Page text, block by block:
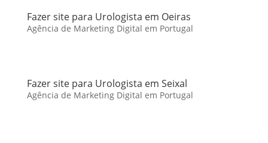
Fazer site para Urologista em Oeiras
Agência de Marketing Digital em Portugal
Fazer site para Urologista em Seixal
Agência de Marketing Digital em Portugal